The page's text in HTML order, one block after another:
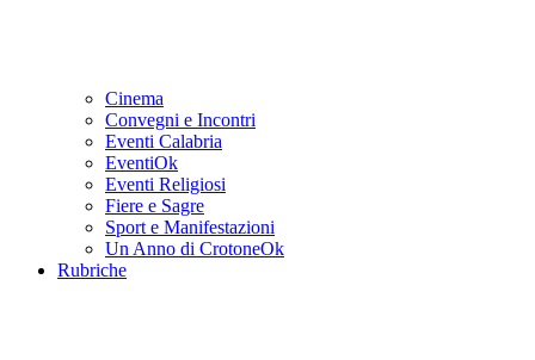
Cinema
Convegni e Incontri
Eventi Calabria
EventiOk
Eventi Religiosi
Fiere e Sagre
Sport e Manifestazioni
Un Anno di CrotoneOk
Rubriche